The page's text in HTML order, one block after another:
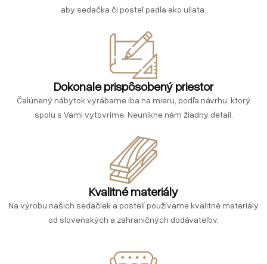
aby sedačka či posteľ padla ako uliata.
Dokonale prispôsobený priestor
Čalúnený nábytok vyrábame iba na mieru, podľa návrhu, ktorý
spolu s Vami vytovríme. Neunikne nám žiadny detail.
Kvalitné materiály
Na výrobu našich sedačiek a postelí používame kvalitné materiály
od slovenských a zahraničných dodávateľov.